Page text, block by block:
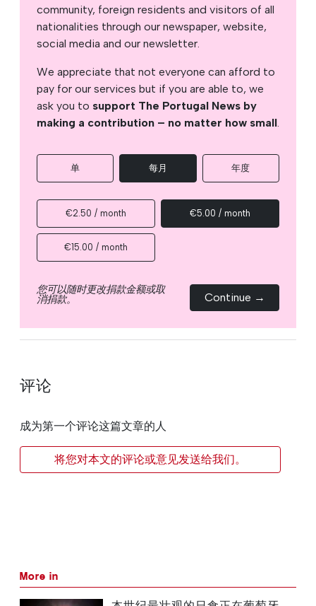
community, foreign residents and visitors of all
nationalities through our newspaper, website,
social media and our newsletter.
We appreciate that not everyone can afford to
pay for our services but if you are able to, we
ask you to support The Portugal News by
making a contribution – no matter how small.
单 每月 年度
€2.50 / month €5.00 / month
€15.00 / month
您可以随时更改捐款金额或取
消捐款。 Continue →
评论
成为第一个评论这篇文章的人
将您对本文的评论或意见发送给我们。
More in